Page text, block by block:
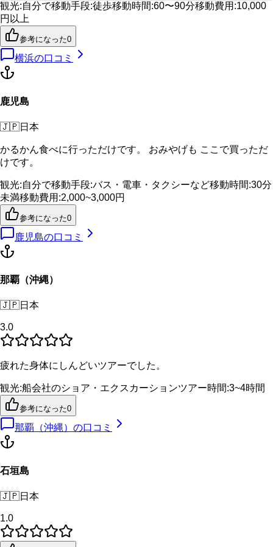
観光:自分で移動手段:徒歩移動時間:60〜90分移動費用 :10,000
円以上
参考になった0
横浜の口コミ
鹿児島
🇯🇵日本
かるかん食べに行っただけです。 おみやげも ここで買っただ
けです。
観光:自分で移動手段:バス・電車・タクシーなど移動時間:30分
未満移動費用 :2,000~3,000円
参考になった0
鹿児島の口コミ
那覇（沖縄）
🇯🇵日本
3.0
疲れた身体にしんどいツアーでした。
観光:船会社のショア・エクスカーションツアー時間:3~4時間
参考になった0
那覇（沖縄） の口コミ
石垣島
🇯🇵日本
1.0